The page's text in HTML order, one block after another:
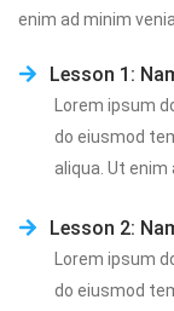
enim ad minim
Lesson 1:
Lorem ipsum
do eiusmod
aliqua. Ut enim
Lesson 2:
Lorem ipsum
do eiusmod